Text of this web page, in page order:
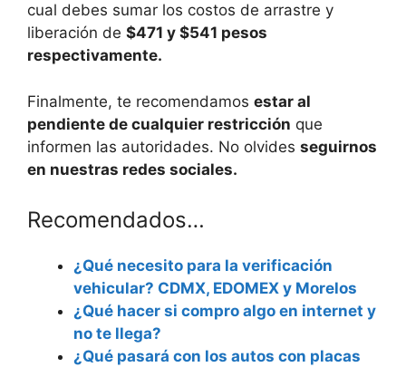
cual debes sumar los costos de arrastre y
liberación de $471 y $541 pesos
respectivamente.
Finalmente, te recomendamos estar al
pendiente de cualquier restricción que
informen las autoridades. No olvides seguirnos
en nuestras redes sociales.
Recomendados…
¿Qué necesito para la verificación
vehicular? CDMX, EDOMEX y Morelos
¿Qué hacer si compro algo en internet y
no te llega?
¿Qué pasará con los autos con placas